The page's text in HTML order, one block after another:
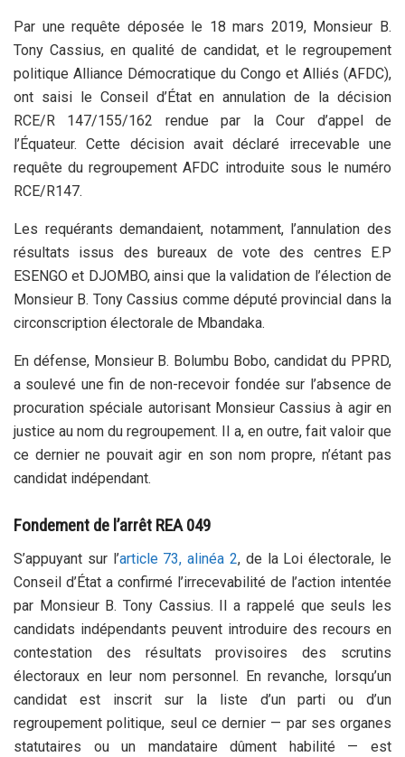
Par une requête déposée le 18 mars 2019, Monsieur B.
Tony Cassius, en qualité de candidat, et le regroupement
politique Alliance Démocratique du Congo et Alliés (AFDC),
ont saisi le Conseil d’État en annulation de la décision
RCE/R 147/155/162 rendue par la Cour d’appel de
l’Équateur. Cette décision avait déclaré irrecevable une
requête du regroupement AFDC introduite sous le numéro
RCE/R147.
Les requérants demandaient, notamment, l’annulation des
résultats issus des bureaux de vote des centres E.P
ESENGO et DJOMBO, ainsi que la validation de l’élection de
Monsieur B. Tony Cassius comme député provincial dans la
circonscription électorale de Mbandaka.
En défense, Monsieur B. Bolumbu Bobo, candidat du PPRD,
a soulevé une fin de non-recevoir fondée sur l’absence de
procuration spéciale autorisant Monsieur Cassius à agir en
justice au nom du regroupement. Il a, en outre, fait valoir que
ce dernier ne pouvait agir en son nom propre, n’étant pas
candidat indépendant.
Fondement de l’arrêt REA 049
S’appuyant sur l’article 73, alinéa 2, de la Loi électorale, le
Conseil d’État a confirmé l’irrecevabilité de l’action intentée
par Monsieur B. Tony Cassius. Il a rappelé que seuls les
candidats indépendants peuvent introduire des recours en
contestation des résultats provisoires des scrutins
électoraux en leur nom personnel. En revanche, lorsqu’un
candidat est inscrit sur la liste d’un parti ou d’un
regroupement politique, seul ce dernier — par ses organes
statutaires ou un mandataire dûment habilité — est